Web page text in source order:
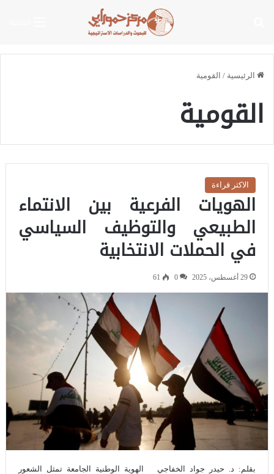
الرئيسية / القومية
القومية
الاكثر قراءة
الهويات الفرعية بين الانتماء
الطبيعي والتوظيف السياسي
في الحملات الانتخابية
29 أغسطس، 2025 0
61
بقلم: د. حيدر جواد الخفاجي الهوية الوطنية الجامعة تمثل الشعور